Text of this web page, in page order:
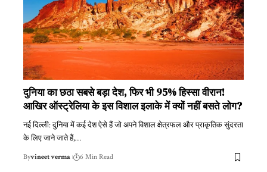
दुनिया का छठा सबसे बड़ा देश, फिर भी 95% हिस्सा वीरान!
आखिर ऑस्ट्रेलिया के इस विशाल इलाके में क्यों नहीं बसते लोग?
नई दिल्ली: दुनिया में कई देश ऐसे हैं जो अपने विशाल क्षेत्रफल और प्राकृतिक सुंदरता
के लिए जाने जाते हैं,…
Byvineet verma 6 Min Read